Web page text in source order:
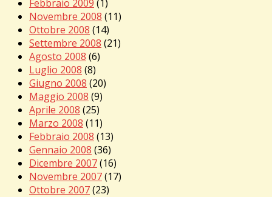
Febbraio 2009 (1)
Novembre 2008 (11)
Ottobre 2008 (14)
Settembre 2008 (21)
Agosto 2008 (6)
Luglio 2008 (8)
Giugno 2008 (20)
Maggio 2008 (9)
Aprile 2008 (25)
Marzo 2008 (11)
Febbraio 2008 (13)
Gennaio 2008 (36)
Dicembre 2007(16)
Novembre 2007(17)
Ottobre 2007(23)